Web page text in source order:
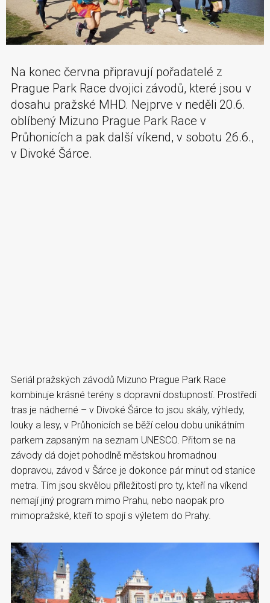
Na konec června připravují pořadatelé z
Prague Park Race dvojici závodů, které jsou v
dosahu pražské MHD. Nejprve v neděli 20.6.
oblíbený Mizuno Prague Park Race v
Průhonicích a pak další víkend, v sobotu 26.6.,
v Divoké Šárce.
Seriál pražských závodů Mizuno Prague Park Race
kombinuje krásné terény s dopravní dostupností. Prostředí
tras je nádherné – v Divoké Šárce to jsou skály, výhledy,
louky a lesy, v Průhonicích se běží celou dobu unikátním
parkem zapsaným na seznam UNESCO. Přitom se na
závody dá dojet pohodlně městskou hromadnou
dopravou, závod v Šárce je dokonce pár minut od stanice
metra. Tím jsou skvělou příležitostí pro ty, kteří na víkend
nemají jiný program mimo Prahu, nebo naopak pro
mimopražské, kteří to spojí s výletem do Prahy.